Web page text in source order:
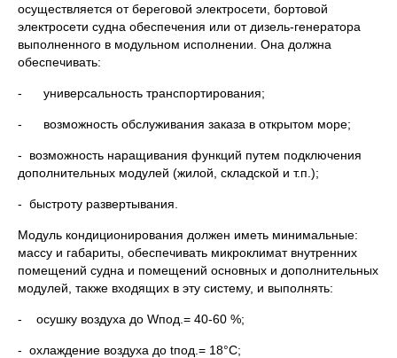
осуществляется от береговой электросети, бортовой
электросети судна обеспечения или от дизель-генератора
выполненного в модульном исполнении. Она должна
обеспечивать:
- универсальность транспортирования;
- возможность обслуживания заказа в открытом море;
- возможность наращивания функций путем подключения
дополнительных модулей (жилой, складской и т.п.);
- быстроту развертывания.
Модуль кондиционирования должен иметь минимальные:
массу и габариты, обеспечивать микроклимат внутренних
помещений судна и помещений основных и дополнительных
модулей, также входящих в эту систему, и выполнять:
- осушку воздуха до Wпод.= 40-60 %;
- охлаждение воздуха до tпод.= 18°С;